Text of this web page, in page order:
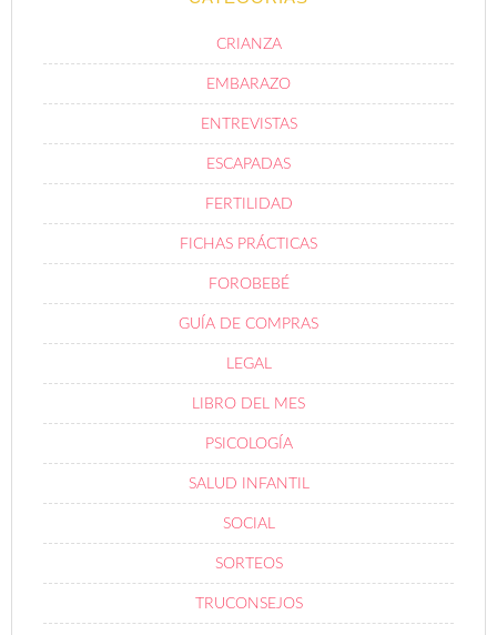
CRIANZA
EMBARAZO
ENTREVISTAS
ESCAPADAS
FERTILIDAD
FICHAS PRÁCTICAS
FOROBEBÉ
GUÍA DE COMPRAS
LEGAL
LIBRO DEL MES
PSICOLOGÍA
SALUD INFANTIL
SOCIAL
SORTEOS
TRUCONSEJOS